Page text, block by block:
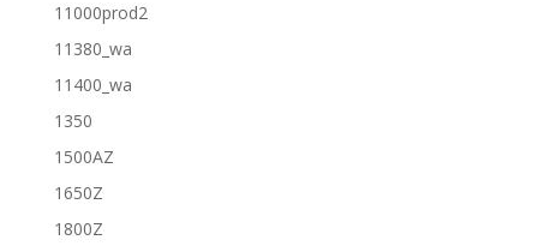
11000prod2
11380_wa
11400_wa
1350
1500AZ
1650Z
1800Z